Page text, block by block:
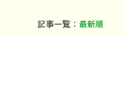
記事一覧： 最新順